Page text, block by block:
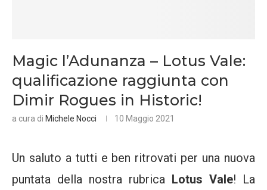
Magic l’Adunanza – Lotus Vale:
qualificazione raggiunta con
Dimir Rogues in Historic!
a cura di Michele Nocci 10 Maggio 2021
Un saluto a tutti e ben ritrovati per una nuova
puntata della nostra rubrica Lotus Vale! La